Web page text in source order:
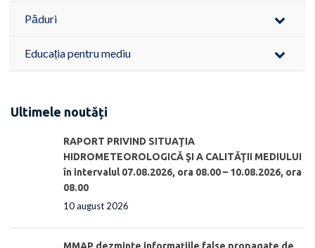
Păduri
Educația pentru mediu
Ultimele noutăți
RAPORT PRIVIND SITUAŢIA
HIDROMETEOROLOGICĂ ŞI A CALITĂŢII MEDIULUI
în intervalul 07.08.2026, ora 08.00 – 10.08.2026, ora
08.00
10 august 2026